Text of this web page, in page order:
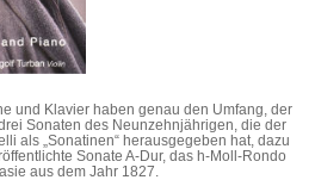
und Klavier haben genau den Umfang, der
Sonaten des Neunzehnjährigen, die der
als „Sonatinen“ herausgegeben hat, dazu
Sonate A-Dur, das h-Moll-Rondo
aus dem Jahr 1827.